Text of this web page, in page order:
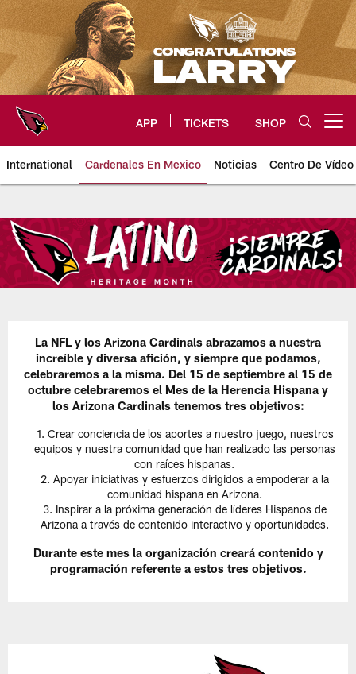
Skip
to
main
content
APP TICKETS SHOP
International Cardenales En Mexico Noticias Centro De Vídeo
Arizona Cardinals Fans
La NFL y los Arizona Cardinals abrazamos a nuestra
increíble y diversa afición, y siempre que podamos,
celebraremos a la misma. Del 15 de septiembre al 15 de
octubre celebraremos el Mes de la Herencia Hispana y
los Arizona Cardinals tenemos tres objetivos:
Crear conciencia de los aportes a nuestro juego, nuestros
equipos y nuestra comunidad que han realizado las personas
con raíces hispanas.
Apoyar iniciativas y esfuerzos dirigidos a empoderar a la
comunidad hispana en Arizona.
Inspirar a la próxima generación de líderes Hispanos de
Arizona a través de contenido interactivo y oportunidades.
Durante este mes la organización creará contenido y
programación referente a estos tres objetivos.